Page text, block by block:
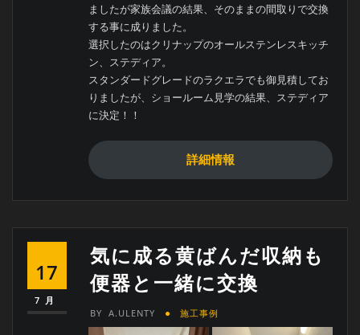
ましたが家族会議の結果、そのままの間取りで交換
する事に成りました。
選択したのはクリナップのオールステンレスキッチ
ン、ステディア。
スタンダードグレードのラクエラでも御見積してお
りましたが、ショールーム見学の結果、ステディア
に決定！！
詳細情報
17
7月
気に成る黄ばんだ収納も
便器と一緒に交換
BY A.ULENTY 施工事例